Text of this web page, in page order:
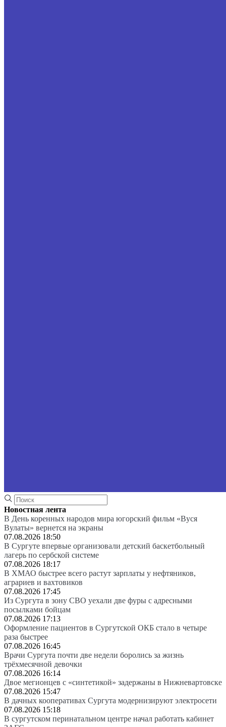
Новостная лента
В День коренных народов мира югорский фильм «Вуся
Вулаты» вернется на экраны
07.08.2026 18:50
В Сургуте впервые организовали детский баскетбольный
лагерь по сербской системе
07.08.2026 18:17
В ХМАО быстрее всего растут зарплаты у нефтяников,
аграриев и вахтовиков
07.08.2026 17:45
Из Сургута в зону СВО уехали две фуры с адресными
посылками бойцам
07.08.2026 17:13
Оформление пациентов в Сургутской ОКБ стало в четыре
раза быстрее
07.08.2026 16:45
Врачи Сургута почти две недели боролись за жизнь
трёхмесячной девочки
07.08.2026 16:14
Двое мегионцев с «синтетикой» задержаны в Нижневартовске
07.08.2026 15:47
В дачных кооперативах Сургута модернизируют электросети
07.08.2026 15:18
В сургутском перинатальном центре начал работать кабинет